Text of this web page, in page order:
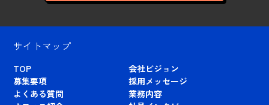
サイトマップ
TOP
会社ビジョン
募集要項
採用メッセージ
よくある質問
業務内容